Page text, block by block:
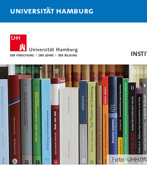
Universität Hamburg
Foto: UHH/